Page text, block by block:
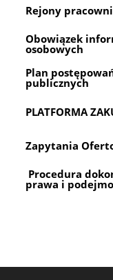
Rejony
Obowiązek
osobowych
Plan
publicznych
PLATFORMA
Zapytania
Procedura
prawa i